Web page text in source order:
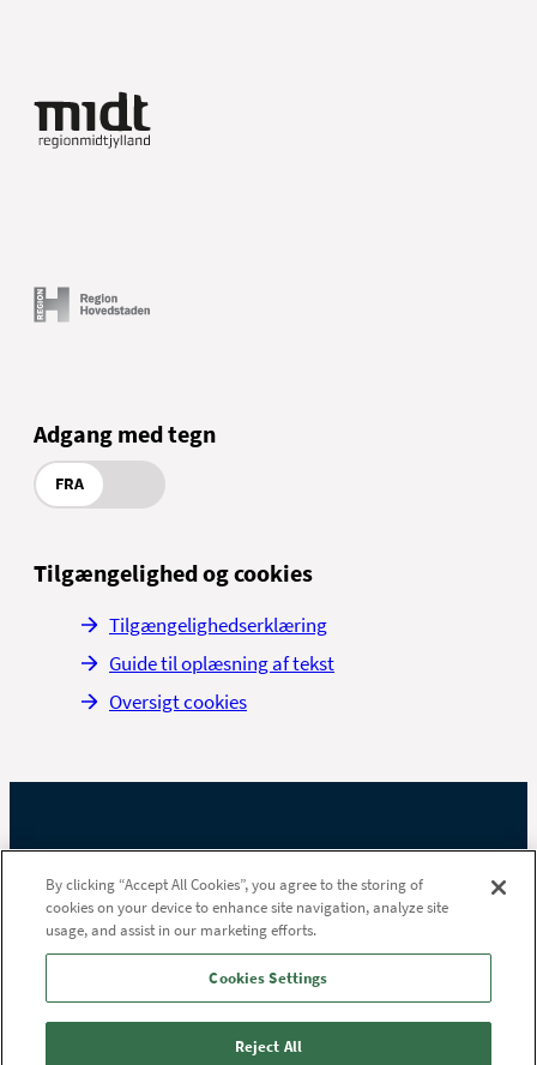
Adgang med tegn
FRA
Tilgængelighed og cookies
Tilgængelighedserklæring
Guide til oplæsning af tekst
Oversigt cookies
By clicking “Accept All Cookies”, you agree to the storing of
cookies on your device to enhance site navigation, analyze site
usage, and assist in our marketing efforts.
Cookies Settings
Reject All